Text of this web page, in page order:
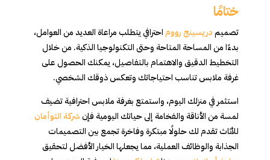
ختامًا
تصميمدريسينج رووماحترافي يتطلب مراعاة العديد من العوامل،
بدءًا من المساحة المتاحة وحتى التكنولوجيا الذكية. من خلال
التخطيط الدقيق والاهتمام بالتفاصيل، يمكنك الحصول على
غرفة ملابس تناسب احتياجاتك وتعكس ذوقك الشخصي.
استثمر في منزلك اليوم، واستمتع بغرفة ملابس احترافية تضيف
لمسة من الأناقة والفخامة إلى حياتك اليومية فإنشركة التوأمان
للأثاث تقدم لك حلولًا مبتكرة وفاخرة تجمع بين التصميمات
الجذابة والوظائف العملية، مما يجعلها الخيار الأفضل لتحقيق